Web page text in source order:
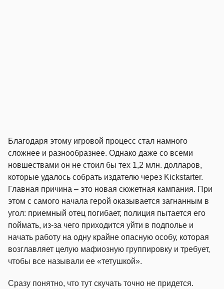
Благодаря этому игровой процесс стал намного
сложнее и разнообразнее. Однако даже со всеми
новшествами он не стоил бы тех 1,2 млн. долларов,
которые удалось собрать издателю через Kickstarter.
Главная причина – это новая сюжетная кампания. При
этом с самого начала герой оказывается загнанным в
угол: приемный отец погибает, полиция пытается его
поймать, из-за чего приходится уйти в подполье и
начать работу на одну крайне опасную особу, которая
возглавляет целую мафиозную группировку и требует,
чтобы все называли ее «тетушкой».
Сразу понятно, что тут скучать точно не придется.